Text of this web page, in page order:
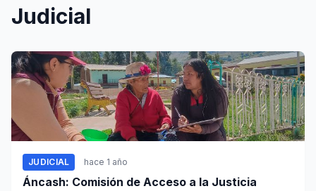
Judicial
JUDICIAL hace 1 año
Áncash: Comisión de Acceso a la Justicia